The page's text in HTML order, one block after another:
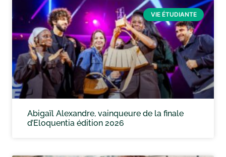
VIE ÉTUDIANTE
Abigaïl Alexandre, vainqueure de la finale
d’Eloquentia édition 2026